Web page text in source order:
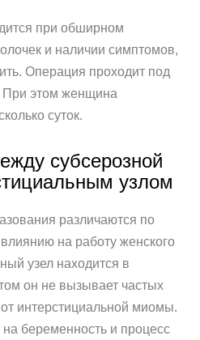
при обширном
и наличии симптомов,
Операция проходит под
этом женщина
суток.
субсерозной
узлом
различаются по
на работу женского
узел находится в
он не вызывает частых
интерстициальной миомы.
беременность и процесс